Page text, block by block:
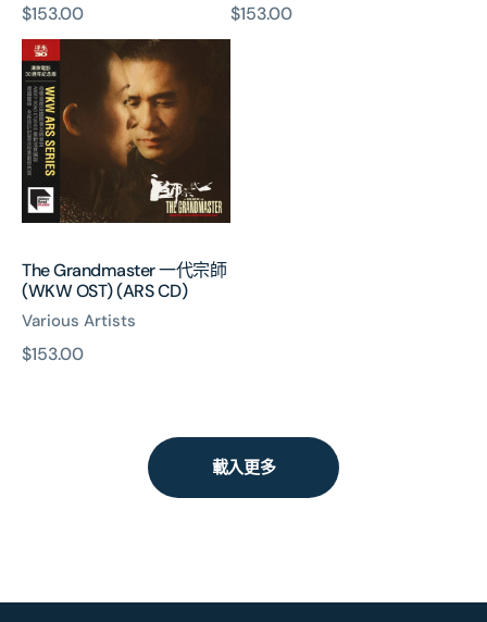
原
價
$153.00
原
$153.00
The
Grandmaster
一
代
宗
師
(WKW
OST)
(ARS
The Grandmaster 一代宗師
(WKW OST) (ARS CD)
Various Artists
原
$153.00
載入更多